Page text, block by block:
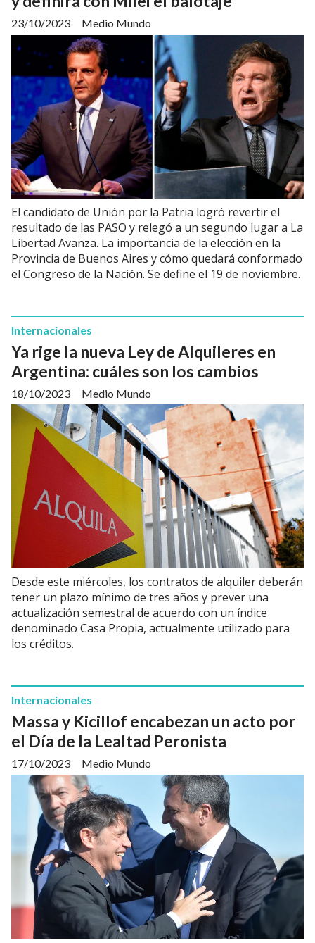
Medio Mundo
23/10/2023
El candidato de Unión por la Patria logró revertir el
resultado de las PASO y relegó a un segundo lugar a La
Libertad Avanza. La importancia de la elección en la
Provincia de Buenos Aires y cómo quedará conformado
el Congreso de la Nación. Se define el 19 de noviembre.
Ya rige la nueva Ley de Alquileres en
Argentina: cuáles son los cambios
Medio Mundo
Internacionales
18/10/2023
Desde este miércoles, los contratos de alquiler deberán
tener un plazo mínimo de tres años y prever una
actualización semestral de acuerdo con un índice
denominado Casa Propia, actualmente utilizado para
los créditos.
Massa y Kicillof encabezan un acto por
el Día de la Lealtad Peronista
Medio Mundo
Internacionales
17/10/2023